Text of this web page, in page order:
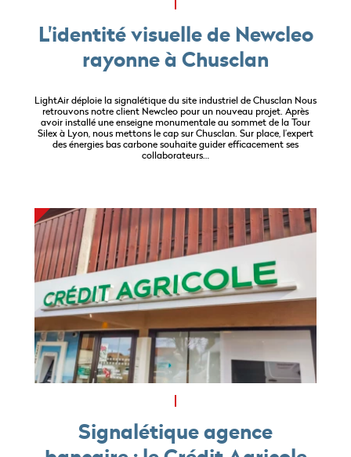
L'identité visuelle de Newcleo
rayonne à Chusclan
LightAir déploie la signalétique du site industriel de Chusclan Nous
retrouvons notre client Newcleo pour un nouveau projet. Après
avoir installé une enseigne monumentale au sommet de la Tour
Silex à Lyon, nous mettons le cap sur Chusclan. Sur place, l’expert
des énergies bas carbone souhaite guider efficacement ses
collaborateurs…
Signalétique agence